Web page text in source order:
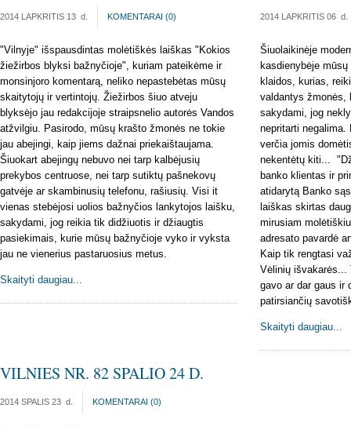
2014 LAPKRITIS 13 d. KOMENTARAI (0)
"Vilnyje" išspausdintas molėtiškės laiškas "Kokios
žiežirbos blyksi bažnyčioje", kuriam pateikėme ir
monsinjoro komentarą, neliko nepastebėtas mūsų
skaitytojų ir vertintojų. Žiežirbos šiuo atveju
blyksėjo jau redakcijoje straipsnelio autorės Vandos
atžvilgiu. Pasirodo, mūsų krašto žmonės ne tokie
jau abejingi, kaip jiems dažnai priekaištaujama.
Šiuokart abejingų nebuvo nei tarp kalbėjusių
prekybos centruose, nei tarp sutiktų pašnekovų
gatvėje ar skambinusių telefonu, rašiusių. Visi it
vienas stebėjosi uolios bažnyčios lankytojos laišku,
sakydami, jog reikia tik didžiuotis ir džiaugtis
pasiekimais, kurie mūsų bažnyčioje vyko ir vyksta
jau ne vienerius pastaruosius metus.
Skaityti daugiau...
2014 LAPKRITIS 06 d.
Šiuolaikinėje
kasdienybėje
klaidos, kurias,
valdantys žmonės,
sakydami, jog
nepritarti
verčia jomis
nekentėtų kiti...
banko klientas ir
atidarytą Banko
laiškas skirtas
mirusiam
adresato pavardė
Kaip tik rengtasi
Vėlinių išvakarės...
gavo ar dar gaus ir
patirsiančių
Skaityti daugiau...
VILNIES NR. 82 SPALIO 24 D.
2014 SPALIS 23 d. KOMENTARAI (0)